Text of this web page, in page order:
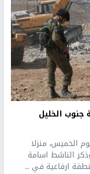
جنوب الخليل
الخميس، منزلا
الناشط اسامة
ارفاعية في ...